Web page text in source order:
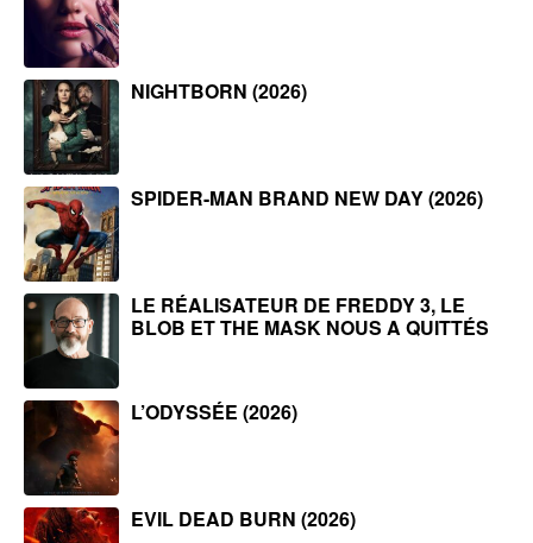
NIGHTBORN (2026)
SPIDER-MAN BRAND NEW DAY (2026)
LE RÉALISATEUR DE FREDDY 3, LE
BLOB ET THE MASK NOUS A QUITTÉS
L’ODYSSÉE (2026)
EVIL DEAD BURN (2026)